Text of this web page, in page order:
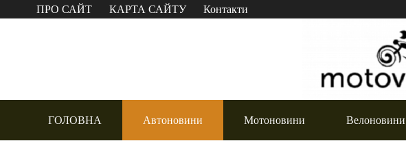
Перейти
до
ПРО САЙТ КАРТА САЙТУ Контакти
ГОЛОВНА Автоновини Мотоновини Велоновини